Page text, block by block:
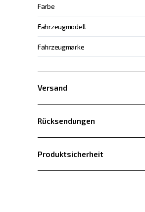
Farbe
Fahrzeugmodell
Fahrzeugmarke
Versand
Rücksendungen
Produktsicherheit